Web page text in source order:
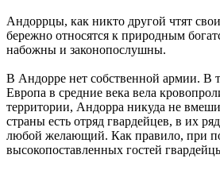
Андоррцы, как никто другой чтят
бережно относятся к природным
набожны и законопослушны.
В Андорре нет собственной армии. В
Европа в средние века вела
территории, Андорра никуда не
страны есть отряд гвардейцев, в их
любой желающий. Как правило, при
высокопоставленных гостей